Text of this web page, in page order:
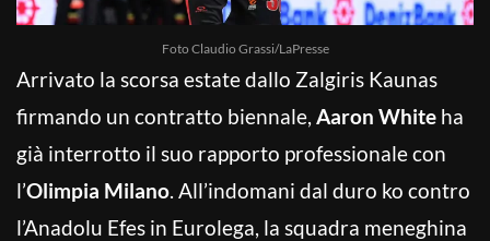
Foto Claudio Grassi/LaPresse
Arrivato la scorsa estate dallo Zalgiris Kaunas
firmando un contratto biennale, Aaron White ha
già interrotto il suo rapporto professionale con
l’Olimpia Milano. All’indomani dal duro ko contro
l’Anadolu Efes in Eurolega, la squadra meneghina